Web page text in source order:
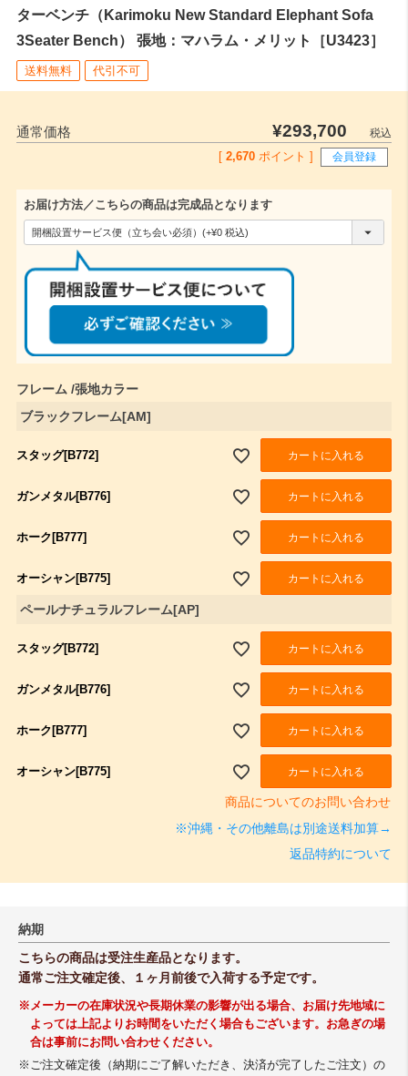
ターベンチ（Karimoku New Standard Elephant Sofa
3Seater Bench） 張地：マハラム・メリット［U3423］
送料無料 代引不可
通常価格 ¥293,700
税込
[ 2,670 ポイント ] 会員登録
お届け方法／こちらの商品は完成品となります
フレーム 張地カラー
ブラックフレーム[AM]
スタッグ[B772] カートに入れる
ガンメタル[B776] カートに入れる
ホーク[B777] カートに入れる
オーシャン[B775] カートに入れる
ペールナチュラルフレーム[AP]
スタッグ[B772] カートに入れる
ガンメタル[B776] カートに入れる
ホーク[B777] カートに入れる
オーシャン[B775] カートに入れる
商品についてのお問い合わせ
※沖縄・その他離島は別途送料加算→
返品特約について
納期
こちらの商品は受注生産品となります。
通常ご注文確定後、１ヶ月前後で入荷する予定です。
※メーカーの在庫状況や長期休業の影響が出る場合、お届け先地域に
よっては上記よりお時間をいただく場合もございます。お急ぎの場
合は事前にお問い合わせください。
※ご注文確定後（納期にご了解いただき、決済が完了したご注文）の